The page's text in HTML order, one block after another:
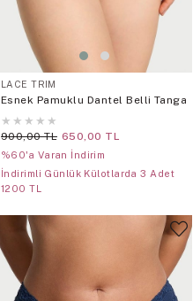
LACE TRIM
Esnek Pamuklu Dantel Belli Tanga
★ ★ ★ ★ ★
900,00 TL 650,00 TL
%60'a Varan İndirim
İndirimli Günlük Külotlarda 3 Adet
1200 TL